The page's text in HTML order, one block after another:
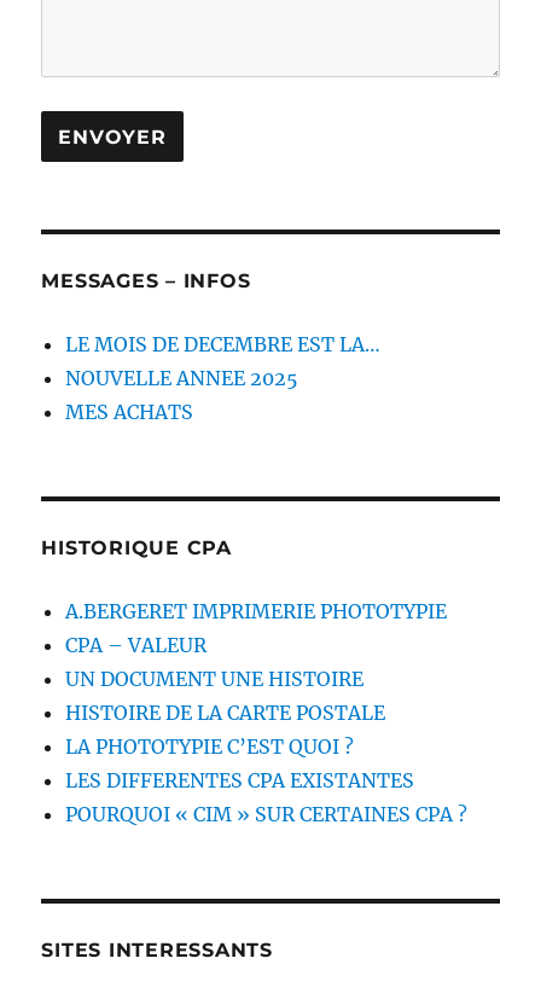
MESSAGES – INFOS
LE MOIS DE DECEMBRE EST LA…
NOUVELLE ANNEE 2025
MES ACHATS
HISTORIQUE CPA
A.BERGERET IMPRIMERIE PHOTOTYPIE
CPA – VALEUR
UN DOCUMENT UNE HISTOIRE
HISTOIRE DE LA CARTE POSTALE
LA PHOTOTYPIE C’EST QUOI ?
LES DIFFERENTES CPA EXISTANTES
POURQUOI « CIM » SUR CERTAINES CPA ?
SITES INTERESSANTS